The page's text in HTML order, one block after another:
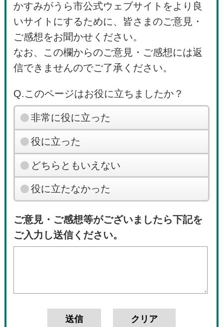
かすみがうら市公式ウェブサイトをより良
いサイトにするために、皆さまのご意見・
ご感想をお聞かせください。
なお、この欄からのご意見・ご感想には返
信できませんのでご了承ください。
Q.このページはお役に立ちましたか？
非常に役に立った
役に立った
どちらともいえない
役に立たなかった
ご意見・ご感想等がございましたら下記を
ご入力し送信ください。